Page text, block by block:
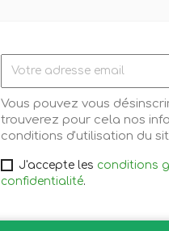
Vous pouvez vous
trouverez pour cela nos
conditions d'utilisation du
J'accepte les conditions
confidentialité.